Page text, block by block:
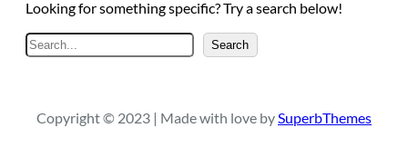
Looking for something specific? Try a search below!
S
e
c
Search
Copyright © 2023 | Made with love by SuperbThemes